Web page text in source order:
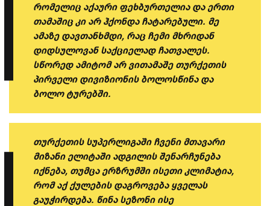
რომელიც აქაური ფეხბურთელია და ერთი
თამაშიც კი არ ჰქონდა ჩატარებული. მე
ამაზე დავთანხმდი, რაც ჩემი მხრიდან
დიდსულოვან საქციელად ჩათვალეს.
სწორედ ამიტომ არ ვითამაშე თურქეთის
პირველი დივიზიონის ბოლოსწინა და
ბოლო ტურებში.
თურქეთის სუპერლიგაში ჩვენი მთავარი
მიზანი ელიტაში ადგილის შენარჩუნება
იქნება, თუმცა ერზრუმში ისეთი კლიმატია,
რომ აქ ქულების დაგროვება ყველას
გაუჭირდება. წინა სეზონი ისე